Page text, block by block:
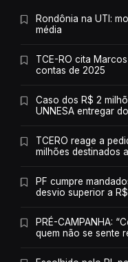
Rondônia na UTI:
média
TCE-RO cita
contas de 2025
Caso dos R$ 2
UNNESA entregar
TCERO reage a
milhões destinados
PF cumpre
desvio superior a
PRÉ-CAMPANHA:
quem não se sente